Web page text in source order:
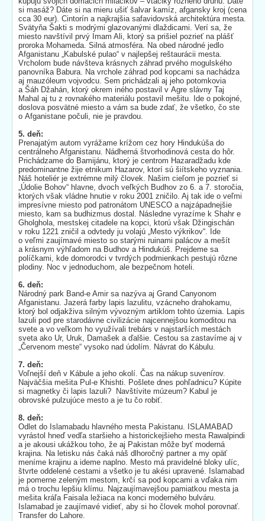
si masáž? Dáte si na mieru ušiť šalvar kamíz, afgansky kroj (cena
cca 30 eur). Cintorín a najkrajšia safavidovská architektúra mesta.
Svätyňa Šakti s modrými glazovanými dlaždicami. Verí sa, že
miesto navštívil prvý Imam Ali, ktorý sa prišiel pozrieť na plášť
proroka Mohameda. Silná atmosféra. Na obed národné jedlo
Afganistanu „Kabulské pulao“ v najlepšej reštaurácii mesta.
Vrcholom bude návšteva krásnych záhrad prvého mogulského
panovníka Babura. Na vrchole záhrad pod kopcami sa nachádza
aj mauzóleum vojvodcu. Sem prichádzali aj jeho potomkovia
a Šáh Džahán, ktorý okrem iného postavil v Agre slávny Taj
Mahal aj tu z rovnakého materiálu postavil mešitu. Ide o pokojné,
doslova posvätné miesto a vám sa bude zdať, že všetko, čo ste
o Afganistane počuli, nie je pravdou.
5. deň:
Prenajatým autom vyrážame krížom cez hory Hindukúša do
centrálneho Afganistanu. Nádherná štvorhodinová cesta do hôr.
Prichádzame do Bamijánu, ktorý je centrom Hazaradžadu kde
predominantne žije etnikum Hazarov, ktorí sú šiítskeho vyznania.
Náš hoteliér je extrémne milý človek. Našim cieľom je pozrieť si
„Údolie Bohov“ hlavne, dvoch veľkých Budhov zo 6. a 7. storočia,
ktorých však vládne hnutie v roku 2001 zničilo. Aj tak ide o veľmi
impresívne miesto pod patronátom UNESCO a najzápadnejšie
miesto, kam sa budhizmus dostal. Následne vyrazíme k Shahr e
Gholghola, mestskej citadele na kopci, ktorú však Džingischán
v roku 1221 zničil a odvtedy ju volajú „Mesto výkrikov“. Ide
o veľmi zaujímavé miesto so starými ruinami palácov a mešít
a krásnym výhľadom na Budhov a Hindukúš. Prejdeme sa
políčkami, kde domorodci v tvrdých podmienkach pestujú rôzne
plodiny. Noc v jednoduchom, ale bezpečnom hoteli.
6. deň:
Národný park Band-e Amir sa nazýva aj Grand Canyonom
Afganistanu. Jazerá farby lapis lazulitu, vzácneho drahokamu,
ktorý bol odjakživa silným vývozným artiklom tohto územia. Lapis
lazuli pod pre starodávne civilizácie najcennejšou komoditou na
svete a vo veľkom ho využívali trebárs v najstarších mestách
sveta ako Ur, Uruk, Damašek a ďalšie. Cestou sa zastavíme aj v
„Červenom meste“ vysoko nad údolím. Návrat do Kábulu.
7. deň:
Voľnejší deň v Kábule a jeho okolí. Čas na nákup suvenírov.
Najväčšia mešita Pul-e Khishti. Pošlete dnes pohľadnicu? Kúpite
si magnetky či lapis lazuli? Navštívite múzeum? Kabul je
obrovské pulzujúce mesto a je tu čo robiť.
8. deň:
Odlet do Islamabadu hlavného mesta Pakistanu. ISLAMABAD
vyrástol hneď vedľa staršieho a historickejšieho mesta Rawalpindi
a je akousi ukážkou toho, že aj Pakistan môže byť moderná
krajina. Na letisku nás čaká náš dlhoročný partner a my opäť
meníme krajinu a ideme naplno. Mesto má pravidelné bloky ulíc,
štvrte oddelené cestami a všetko je tu akési upravené. Islamabad
je pomerne zeleným mestom, krčí sa pod kopcami a vďaka nim
má o trochu lepšiu klímu. Najzaujímavejšou pamiatkou mesta ja
mešita kráľa Faisala ležiaca na konci moderného bulváru.
Islamabad je zaujímavé vidieť, aby si ho človek mohol porovnať.
Transfer do Lahore.